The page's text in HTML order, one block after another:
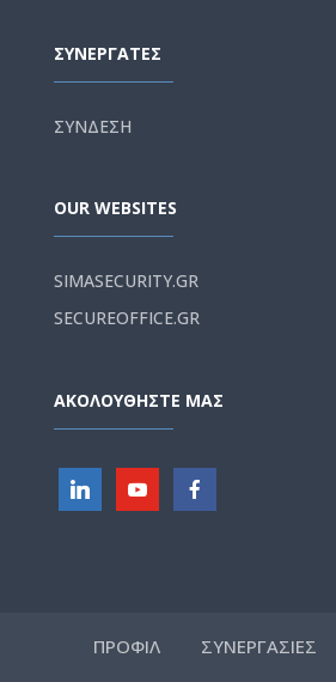
ΣΥΝΕΡΓΑΤΕΣ
ΣΥΝΔΕΣΗ
OUR WEBSITES
SIMASECURITY.GR
SECUREOFFICE.GR
ΑΚΟΛΟΥΘΗΣΤΕ ΜΑΣ
ΠΡΟΦΙΛ ΣΥΝΕΡΓΑΣΙΕΣ